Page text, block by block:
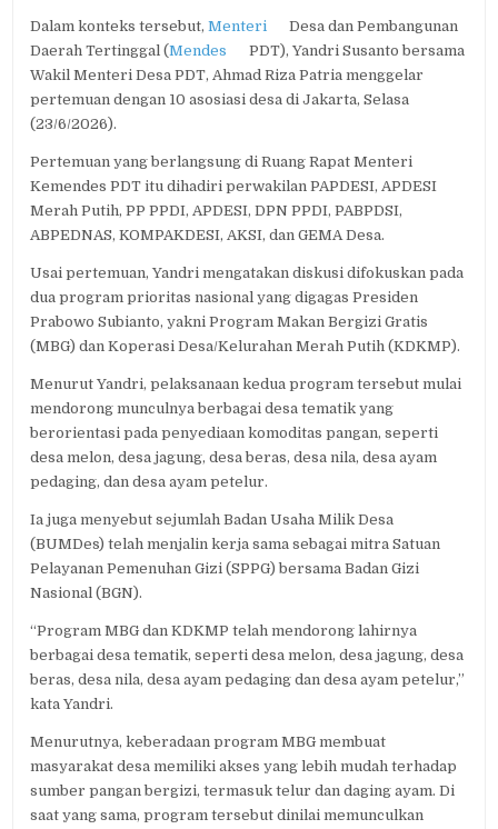
Dalam konteks tersebut,Menteri
Desa dan Pembangunan
Daerah Tertinggal (Mendes
PDT), Yandri Susanto bersama
Wakil Menteri Desa PDT, Ahmad Riza Patria menggelar
pertemuan dengan 10 asosiasi desa di Jakarta, Selasa
(23/6/2026).
Pertemuan yang berlangsung di Ruang Rapat Menteri
Kemendes PDT itu dihadiri perwakilan PAPDESI, APDESI
Merah Putih, PP PPDI, APDESI, DPN PPDI, PABPDSI,
ABPEDNAS, KOMPAKDESI, AKSI, dan GEMA Desa.
Usai pertemuan, Yandri mengatakan diskusi difokuskan pada
dua program prioritas nasional yang digagas Presiden
Prabowo Subianto, yakni Program Makan Bergizi Gratis
(MBG) dan Koperasi Desa/Kelurahan Merah Putih (KDKMP).
Menurut Yandri, pelaksanaan kedua program tersebut mulai
mendorong munculnya berbagai desa tematik yang
berorientasi pada penyediaan komoditas pangan, seperti
desa melon, desa jagung, desa beras, desa nila, desa ayam
pedaging, dan desa ayam petelur.
Ia juga menyebut sejumlah Badan Usaha Milik Desa
(BUMDes) telah menjalin kerja sama sebagai mitra Satuan
Pelayanan Pemenuhan Gizi (SPPG) bersama Badan Gizi
Nasional (BGN).
“Program MBG dan KDKMP telah mendorong lahirnya
berbagai desa tematik, seperti desa melon, desa jagung, desa
beras, desa nila, desa ayam pedaging dan desa ayam petelur,”
kata Yandri.
Menurutnya, keberadaan program MBG membuat
masyarakat desa memiliki akses yang lebih mudah terhadap
sumber pangan bergizi, termasuk telur dan daging ayam. Di
saat yang sama, program tersebut dinilai memunculkan